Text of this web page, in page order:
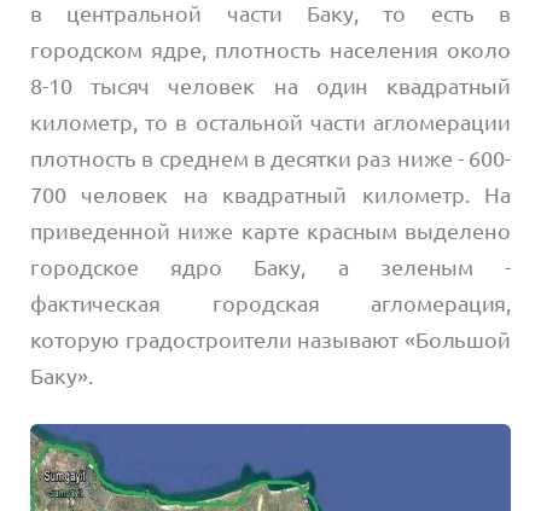
в центральной части Баку, то есть в
городском ядре, плотность населения около
8-10 тысяч человек на один квадратный
километр, то в остальной части агломерации
плотность в среднем в десятки раз ниже - 600-
700 человек на квадратный километр. На
приведенной ниже карте красным выделено
городское ядро Баку, а зеленым -
фактическая городская агломерация,
которую градостроители называют «Большой
Баку».